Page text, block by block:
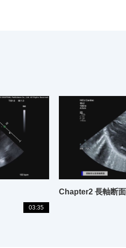
03:35
Chapter2 長軸断面